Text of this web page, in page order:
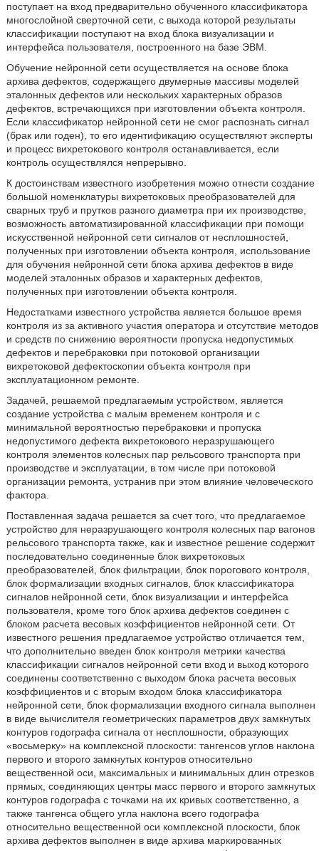
поступает на вход предварительно обученного классификатора
многослойной сверточной сети, с выхода которой результаты
классификации поступают на вход блока визуализации и
интерфейса пользователя, построенного на базе ЭВМ.
Обучение нейронной сети осуществляется на основе блока
архива дефектов, содержащего двумерные массивы моделей
эталонных дефектов или нескольких характерных образов
дефектов, встречающихся при изготовлении объекта контроля.
Если классификатор нейронной сети не смог распознать сигнал
(брак или годен), то его идентификацию осуществляют эксперты
и процесс вихретокового контроля останавливается, если
контроль осуществлялся непрерывно.
К достоинствам известного изобретения можно отнести создание
большой номенклатуры вихретоковых преобразователей для
сварных труб и прутков разного диаметра при их производстве,
возможность автоматизированной классификации при помощи
искусственной нейронной сети сигналов от несплошностей,
полученных при изготовлении объекта контроля, использование
для обучения нейронной сети блока архива дефектов в виде
моделей эталонных образов и характерных дефектов,
полученных при изготовлении объекта контроля.
Недостатками известного устройства является большое время
контроля из за активного участия оператора и отсутствие методов
и средств по снижению вероятности пропуска недопустимых
дефектов и перебраковки при потоковой организации
вихретоковой дефектоскопии объекта контроля при
эксплуатационном ремонте.
Задачей, решаемой предлагаемым устройством, является
создание устройства с малым временем контроля и с
минимальной вероятностью перебраковки и пропуска
недопустимого дефекта вихретокового неразрушающего
контроля элементов колесных пар рельсового транспорта при
производстве и эксплуатации, в том числе при потоковой
организации ремонта, устранив при этом влияние человеческого
фактора.
Поставленная задача решается за счет того, что предлагаемое
устройство для неразрушающего контроля колесных пар вагонов
рельсового транспорта также, как и известное решение содержит
последовательно соединенные блок вихретоковых
преобразователей, блок фильтрации, блок порогового контроля,
блок формализации входных сигналов, блок классификатора
сигналов нейронной сети, блок визуализации и интерфейса
пользователя, кроме того блок архива дефектов соединен с
блоком расчета весовых коэффициентов нейронной сети. От
известного решения предлагаемое устройство отличается тем,
что дополнительно введен блок контроля метрики качества
классификации сигналов нейронной сети вход и выход которого
соединены соответственно с выходом блока расчета весовых
коэффициентов и с вторым входом блока классификатора
нейронной сети, блок формализации входного сигнала выполнен
в виде вычислителя геометрических параметров двух замкнутых
контуров годографа сигнала от несплошности, образующих
«восьмерку» на комплексной плоскости: тангенсов углов наклона
первого и второго замкнутых контуров относительно
вещественной оси, максимальных и минимальных длин отрезков
прямых, соединяющих центры масс первого и второго замкнутых
контуров годографа с точками на их кривых соответственно, а
также тангенса общего угла наклона всего годографа
относительно вещественной оси комплексной плоскости, блок
архива дефектов выполнен в виде архива маркированных